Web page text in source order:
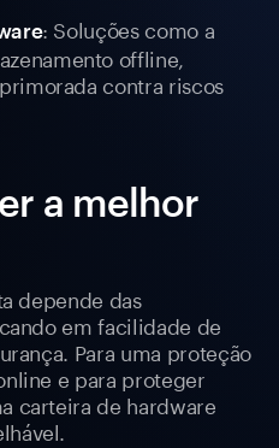
: Soluções como a
offline,
contra riscos
a melhor
depende das
em facilidade de
Para uma proteção
e para proteger
carteira de hardware